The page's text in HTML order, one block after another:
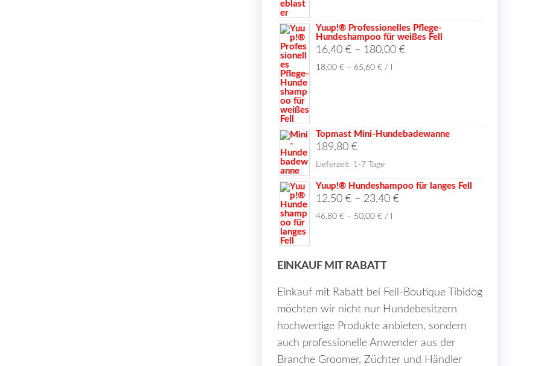
Yuup!® Professionelles Pflege-
Hundeshampoo für weißes Fell
16,40 € – 180,00 €
18,00 € – 65,60 € /
Topmast Mini-Hundebadewanne
189,80 €
Lieferzeit: 1-7 Tage
Yuup!® Hundeshampoo für langes Fell
12,50 € – 23,40 €
46,80 € – 50,00 € /
EINKAUF MIT RABATT
Einkauf mit Rabatt bei Fell-Boutique Tibidog
möchten wir nicht nur Hundebesitzern
hochwertige Produkte anbieten, sondern
auch professionelle Anwender aus der
Branche Groomer, Züchter und Händler